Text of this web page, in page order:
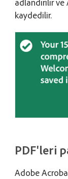
kaydedilir.
PDF'leri
Adobe